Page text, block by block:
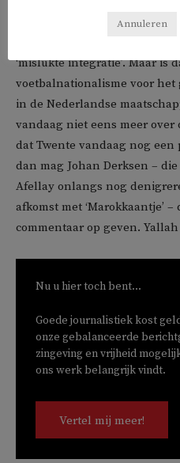
dus wanneer ‘we’ tegen ‘ze’
‘mislukte integratie’. Maar is
voetbalnationalisme voor het
in de Nederlandse
vandaag niet eens meer
dat Twente vandaag nog
dan mag Johan Derksen –
Afellay onlangs nog
afkomst met ‘Marokkaantje’
commentaar op geven. Yallah
Nu u hier toch bent...
Goede journalistiek kost
onze gebalanceerde
zingeving en vrijheid
ons werk belangrijk vindt.
Vertel mij meer!
Annuleren